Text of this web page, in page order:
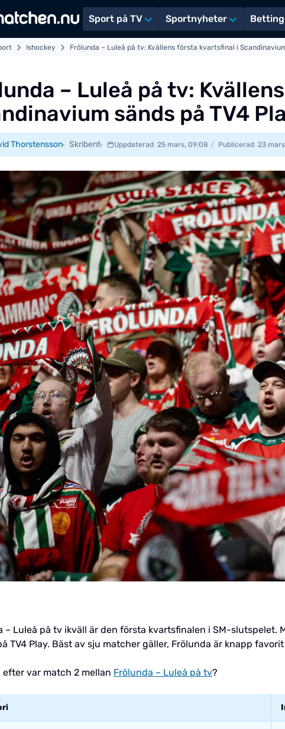
Sport på TV Sportnyheter Betting
Ishockey Frölunda – Luleå på tv: Kvällens första kvartsfinal i
– Luleå på tv:
sänds på TV4
Thorstensson Skribent Uppdaterad 25 mars, 09:08 Publicerad 23
– Luleå på tv ikväll är den första kvartsfinalen i SM-slutspelet.
TV4 Play. Bäst av sju matcher gäller, Frölunda är knapp
efter var match 2 mellan Frölunda – Luleå på tv?